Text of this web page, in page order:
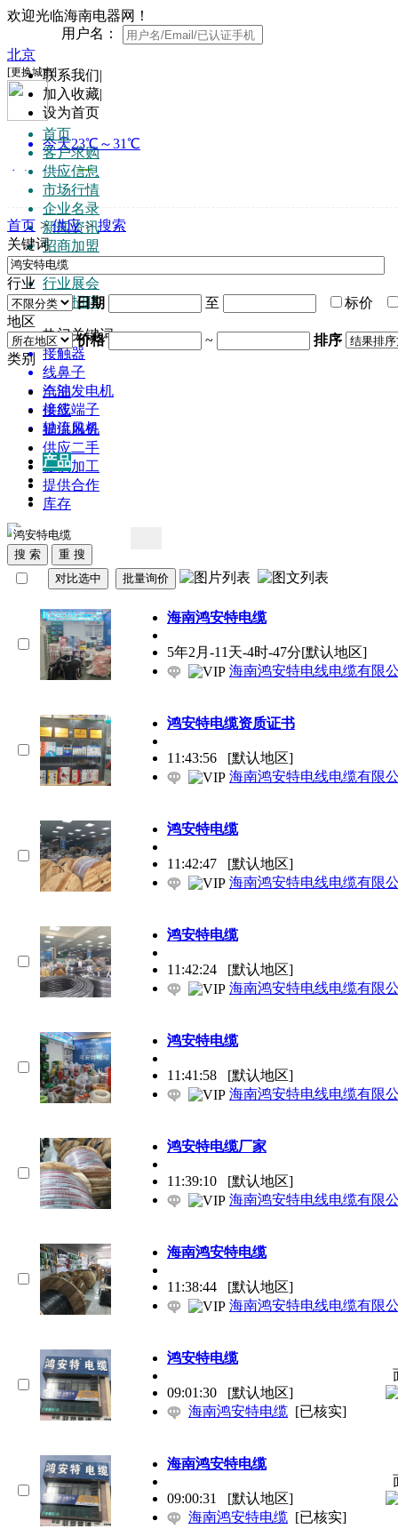
欢迎光临海南电器网！
用户名：
联系我们|
加入收藏|
设为首页
首页
客户求购
供应信息
市场行情
企业名录
新闻资讯
招商加盟
知名品牌
行业展会
人才招聘
热门关键词:
接触器
线鼻子
汽油发电机
接线端子
轴流风机
产品
产品
供应
企业
首页 > 供应 > 搜索
关键词
行业
日期
至
标价
地区
价格
~
排序
类别
全部
供应
提供服务
供应二手
提供加工
提供合作
库存
海南鸿安特电缆
5年2月-11天-4时-47分[默认地区]
海南鸿安特电线电缆有限
鸿安特电缆资质证书
11:43:56
[默认地区]
海南鸿安特电线电缆有限
鸿安特电缆
11:42:47
[默认地区]
海南鸿安特电线电缆有限
鸿安特电缆
11:42:24
[默认地区]
海南鸿安特电线电缆有限
鸿安特电缆
11:41:58
[默认地区]
海南鸿安特电线电缆有限
鸿安特电缆厂家
11:39:10
[默认地区]
海南鸿安特电线电缆有限
海南鸿安特电缆
11:38:44
[默认地区]
海南鸿安特电线电缆有限
鸿安特电缆
09:01:30
[默认地区]
海南鸿安特电缆 [已核实]
海南鸿安特电缆
09:00:31
[默认地区]
海南鸿安特电缆 [已核实]